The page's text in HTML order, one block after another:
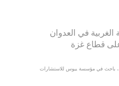
في العدوان
قطاع غزة
باحث في مؤسسة يبوس للاستشارات